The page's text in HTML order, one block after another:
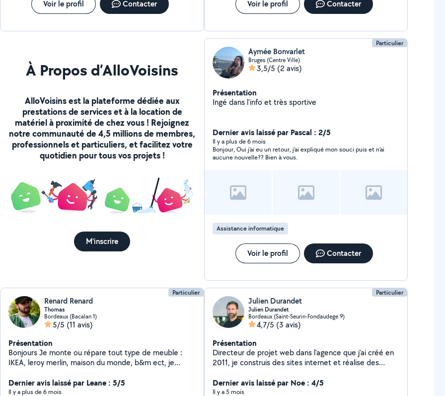
Voir le profil Contacter Voir le profil Contacter
À Propos d’AlloVoisins
AlloVoisins est la plateforme dédiée aux
prestations de services et à la location de
matériel à proximité de chez vous ! Rejoignez
notre communauté de 4,5 millions de membres,
professionnels et particuliers, et facilitez votre
quotidien pour tous vos projets !
M'inscrire
Particulier
Aymée Bonvarlet
Bruges (Centre Ville)
3,5/5 (2 avis)
Présentation
Ingé dans l'info et très sportive
Dernier avis laissé par Pascal : 2/5
Il y a plus de 6 mois
Bonjour, Oui j’ai eu un retour, j’ai expliqué mon souci puis et n’ai
aucune nouvelle?? Bien à vous.
Assistance informatique
Voir le profil Contacter
Particulier
Renard Renard
Thomas
Bordeaux (Bacalan 1)
5/5 (11 avis)
Présentation
Bonjours Je monte ou répare tout type de meuble :
IKEA, leroy merlin, maison du monde, b&m ect, je
pour faire de la mécanique auto, changement de
plaquette, vidange, biellettes de direction ect.. je peux
Dernier avis laissé par Leane : 5/5
Il y a plus de 6 mois
Particulier
Julien Durandet
Julien Durandet
Bordeaux (Saint-Seurin-Fondaudege 9)
4,7/5 (3 avis)
Présentation
Directeur de projet web dans l'agence que j'ai créé en
2011, je construis des sites internet et réalise des
cours dans des écoles bordelaises sur ces thématiques
niveau licence et master.
Dernier avis laissé par Noe : 4/5
Il y a 5 mois